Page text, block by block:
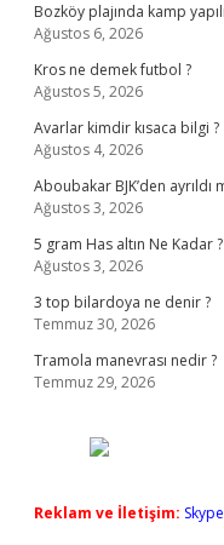
Bozköy plajında kamp
Ağustos 6, 2026
Kros ne demek futbol ?
Ağustos 5, 2026
Avarlar kimdir kısaca bilgi ?
Ağustos 4, 2026
Aboubakar BJK’den ayrıldı
Ağustos 3, 2026
5 gram Has altın Ne Kadar ?
Ağustos 3, 2026
3 top bilardoya ne denir ?
Temmuz 30, 2026
Tramola manevrası nedir ?
Temmuz 29, 2026
Reklam ve İletişim: